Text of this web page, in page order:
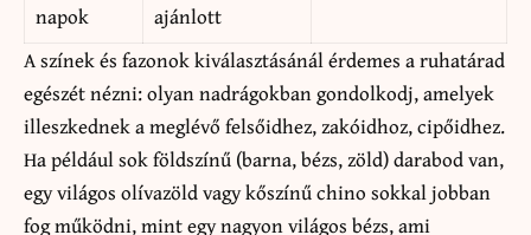
napok
ajánlott
A színek és fazonok kiválasztásánál érdemes a ruhatárad
egészét nézni: olyan nadrágokban gondolkodj, amelyek
illeszkednek a meglévő felsőidhez, zakóidhoz, cipőidhez.
Ha például sok földszínű (barna, bézs, zöld) darabod van,
egy világos olívazöld vagy kőszínű chino sokkal jobban
fog működni, mint egy nagyon világos bézs, ami